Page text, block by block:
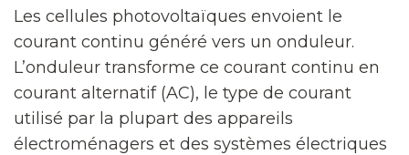
Les cellules photovoltaïques envoient le
courant continu généré vers un onduleur.
L’onduleur transforme ce courant continu en
courant alternatif (AC), le type de courant
utilisé par la plupart des appareils
électroménagers et des systèmes électriques